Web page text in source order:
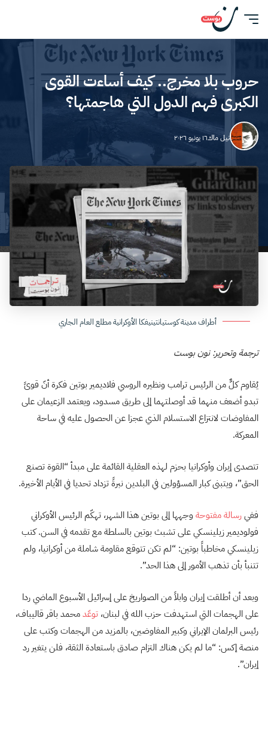
حروب بلا مخرج.. كيف أساءت القوى
الكبرى فهم الدول التي هاجمتها؟
نيل ماك١٦ يونيو ٢٠٢٦
أطراف مدينة كوستيانتينيفكا الأوكرانية مطلع العام الجاري
ترجمة وتحرير: نون بوست
يُقاوم كلٌّ من الرئيس ترامب ونظيره الروسي فلاديمير بوتين فكرة أنّ قوىً
تبدو أضعف منهما قد أوصلتهما إلى طريق مسدود، ويعتمد الزعيمان على
المفاوضات لانتزاع الاستسلام الذي عجزا عن الحصول عليه في ساحة
المعركة.
تتصدى إيران وأوكرانيا بحزم لهذه العقلية القائمة على مبدأ “القوة تصنع
الحق”، ويتبنى كبار المسؤولين في البلدين نبرةً تزداد تحديا في الأيام الأخيرة.
ففيرسالة مفتوحةوجهها إلى بوتين هذا الشهر، تهكّم الرئيس الأوكراني
فولوديمير زيلينسكي على تشبث بوتين بالسلطة مع تقدمه في السن. كتب
زيلينسكي مخاطباً بوتين: “لم تكن تتوقع مقاومة شاملة من أوكرانيا، ولم
تتنبأ بأن تذهب الأمور إلى هذا الحد”.
وبعد أن أطلقت إيران وابلاً من الصواريخ على إسرائيل الأسبوع الماضي ردا
على الهجمات التي استهدفت حزب الله في لبنان، توعّدمحمد باقر قاليباف،
رئيس البرلمان الإيراني وكبير المفاوضين، بالمزيد من الهجمات وكتب على
منصة إكس: “ما لم يكن هناك التزام صادق باستعادة الثقة، فلن يتغير رد
إيران”.